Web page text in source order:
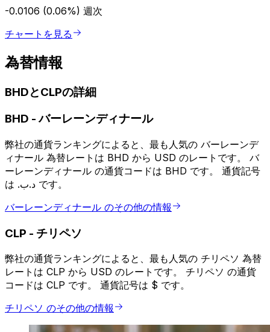
-0.0106 (0.06%) 週次
チャートを見る
為替情報
BHDとCLPの詳細
BHD -バーレーンディナール
弊社の通貨ランキングによると、最も人気の バーレーンデ
ィナール 為替レートは BHD から USD のレートです。 バ
ーレーンディナール の通貨コードは BHD です。 通貨記号
は .د.ب です。
バーレーンディナール のその他の情報
CLP - チリペソ
弊社の通貨ランキングによると、最も人気の チリペソ 為替
レートは CLP から USD のレートです。 チリペソ の通貨
コードは CLP です。 通貨記号は $ です。
チリペソ のその他の情報